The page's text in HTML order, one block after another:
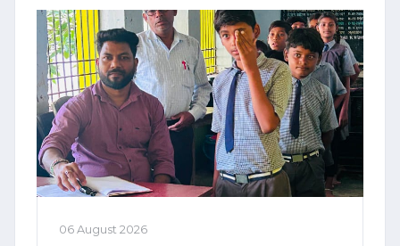
06 August 2026